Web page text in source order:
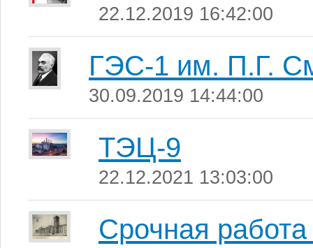
22.12.2019 16:42:00
ГЭС-1 им. П.Г.
30.09.2019 14:44:00
ТЭЦ-9
22.12.2021 13:03:00
Срочная работа